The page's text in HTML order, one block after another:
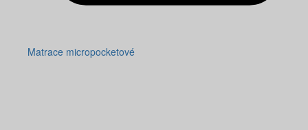
Matrace micropocketové